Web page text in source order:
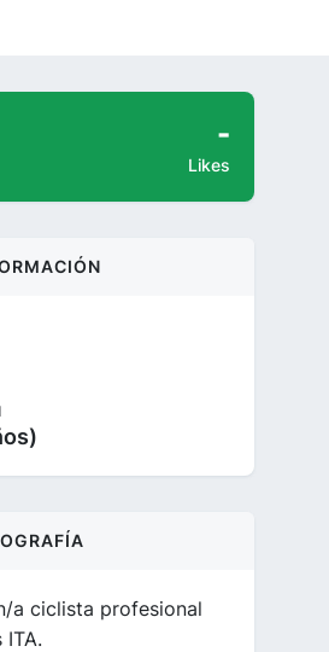
-
Likes
a ciclista profesional